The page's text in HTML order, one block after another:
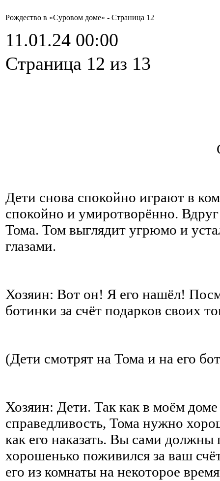
Рождество в «Суровом доме» - Cтраница 12
11.01.24 00:00
Cтраница 12 из 13
Дети снова спокойно играют в
спокойно и умиротворённо. Вдруг
Тома. Том выглядит угрюмо и
глазами.
Хозяин: Вот он! Я его нашёл!
ботинки за счёт подарков своих
(Дети смотрят на Тома и на его
Хозяин: Дети. Так как в моём доме
справедливость, Тома нужно
как его наказать. Вы сами
хорошенько поживился за ваш
его из комнаты на некоторое